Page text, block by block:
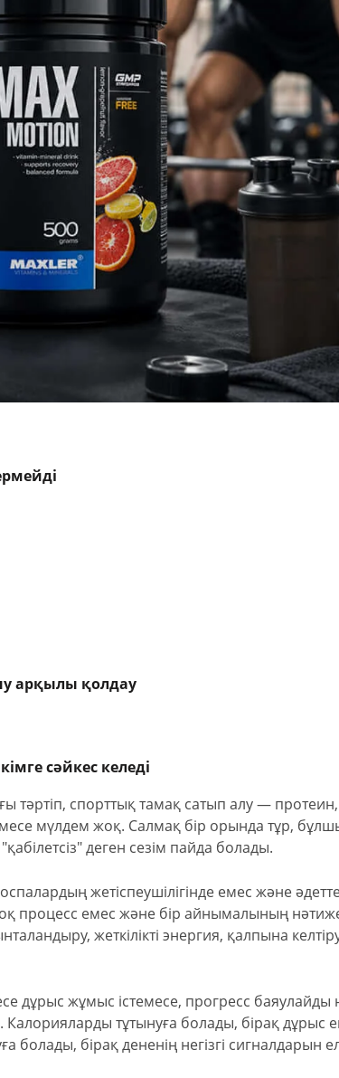
арқылы қолдау
сәйкес келеді
тәртіп, спорттық тамақ сатып алу — протеин,
мүлдем жоқ. Салмақ бір орында тұр,
деген сезім пайда болады.
жетіспеушілігінде емес және
процесс емес және бір айнымалының
жеткілікті энергия, қалпына
дұрыс жұмыс істемесе, прогресс баяулайды
Калорияларды тұтынуға болады, бірақ дұрыс
болады, бірақ дененің негізгі сигналдарын